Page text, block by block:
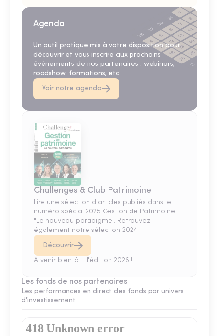
Agenda
Un outil pratique mis à votre disposition pour
découvrir et vous inscrire aux prochains
événements de nos partenaires : webinars,
roadshow, formations, etc.
Voir notre agenda
Challenges & Club Patrimoine
Lire une sélection d'articles publiés dans le
numéro spécial 2025 Gestion de Patrimoine
"Le nouveau paradigme". Retrouvez
également notre sélection 2024.
Découvrir
A venir bientôt : l'édition 2026 !
Les fonds de nos partenaires
Les performances en direct des fonds par univers
d'investissement